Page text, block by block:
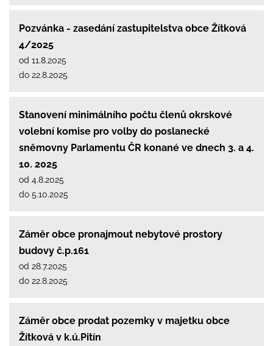
Pozvánka - zasedání zastupitelstva obce Žítková
4/2025
od 11.8.2025
do 22.8.2025
Stanovení minimálního počtu členů okrskové
volební komise pro volby do poslanecké
sněmovny Parlamentu ČR konané ve dnech 3. a 4.
10. 2025
od 4.8.2025
do 5.10.2025
Záměr obce pronajmout nebytové prostory
budovy č.p.161
od 28.7.2025
do 22.8.2025
Záměr obce prodat pozemky v majetku obce
Žítková v k.ú.Pitín